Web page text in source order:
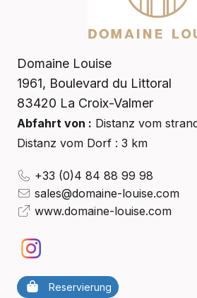
Domaine Louise
1961, Boulevard du Littoral
83420 La Croix-Valmer
Abfahrt von : Distanz vom
Distanz vom Dorf : 3 km
+33 (0)4 84 88 99 98
sales@domaine-louise.com
www.domaine-louise.com
Reservierung